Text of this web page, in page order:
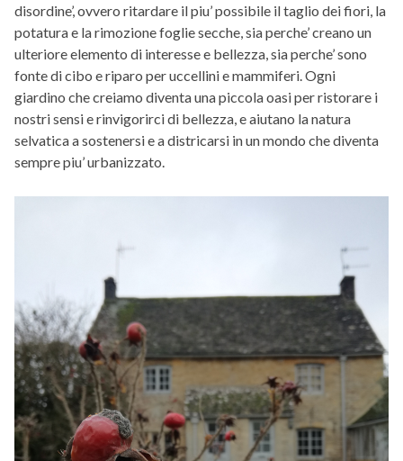
disordine’, ovvero ritardare il piu’ possibile il taglio dei fiori, la
potatura e la rimozione foglie secche, sia perche’ creano un
ulteriore elemento di interesse e bellezza, sia perche’ sono
fonte di cibo e riparo per uccellini e mammiferi. Ogni
giardino che creiamo diventa una piccola oasi per ristorare i
nostri sensi e rinvigorirci di bellezza, e aiutano la natura
selvatica a sostenersi e a districarsi in un mondo che diventa
sempre piu’ urbanizzato.